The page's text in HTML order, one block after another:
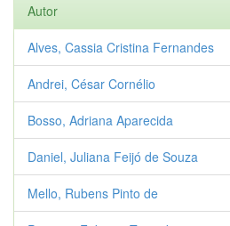
Autor
Alves, Cassia Cristina Fernandes
Andrei, César Cornélio
Bosso, Adriana Aparecida
Daniel, Juliana Feijó de Souza
Mello, Rubens Pinto de